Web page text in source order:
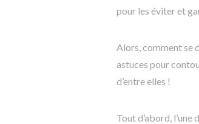
pour les éviter et
Alors, comment se
astuces pour
d’entre elles !
Tout d’abord,